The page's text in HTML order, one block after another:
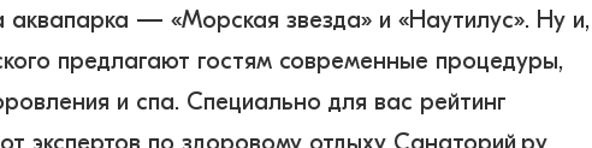
— «Морская звезда» и «Наутилус». Ну и,
предлагают гостям современные процедуры,
и спа. Специально для вас рейтинг